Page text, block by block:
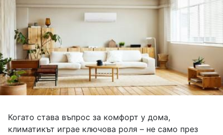
Когато става въпрос за комфорт у дома,
климатикът играе ключова роля – не само през